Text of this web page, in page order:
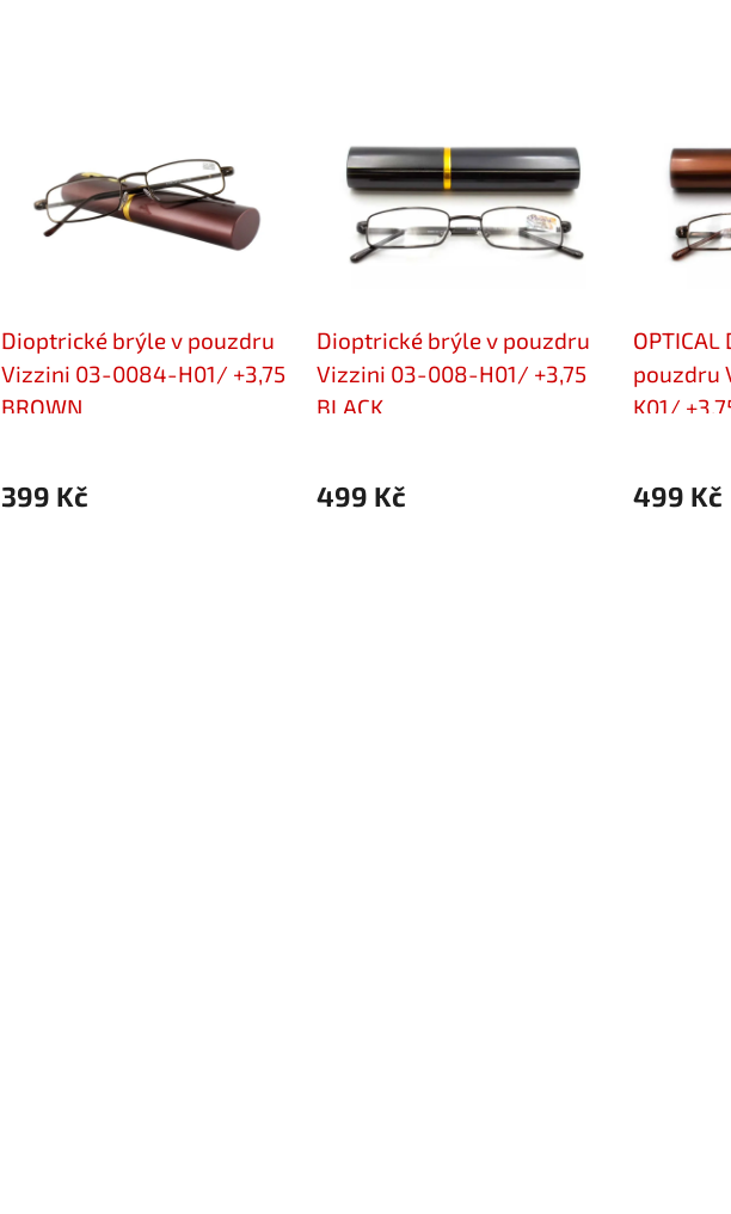
Dioptrické brýle v pouzdru
Vizzini 03-0084-H01/ +3,75
BROWN
399 Kč
Dioptrické brýle v pouzdru
Vizzini 03-008-H01/ +3,75
BLACK
499 Kč
pouzdru
K01/
499 Kč